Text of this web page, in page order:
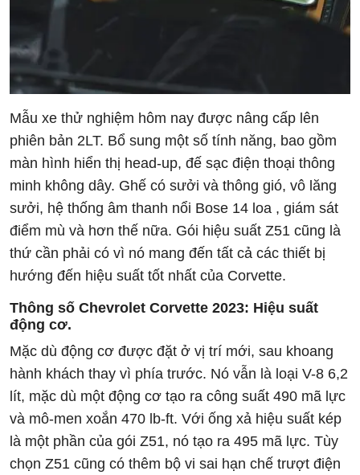
Mẫu xe thử nghiệm hôm nay được nâng cấp lên
phiên bản 2LT. Bổ sung một số tính năng, bao gồm
màn hình hiển thị head-up, đế sạc điện thoại thông
minh không dây. Ghế có sưởi và thông gió, vô lăng
sưởi, hệ thống âm thanh nổi Bose 14 loa , giám sát
điểm mù và hơn thế nữa. Gói hiệu suất Z51 cũng là
thứ cần phải có vì nó mang đến tất cả các thiết bị
hướng đến hiệu suất tốt nhất của Corvette.
Thông số Chevrolet Corvette 2023: Hiệu suất
động cơ.
Mặc dù động cơ được đặt ở vị trí mới, ​​sau khoang
hành khách thay vì phía trước. Nó vẫn là loại V-8 6,2
lít, mặc dù một động cơ tạo ra công suất 490 mã lực
và mô-men xoắn 470 lb-ft. Với ống xả hiệu suất kép
là một phần của gói Z51, nó tạo ra 495 mã lực. Tùy
chọn Z51 cũng có thêm bộ vi sai hạn chế trượt điện